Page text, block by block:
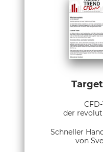
der
Schneller
von